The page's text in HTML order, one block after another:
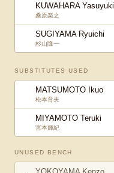
KUWAHARA Yasuyuki
桑原楽之
SUGIYAMA Ryuichi
杉山隆一
SUBSTITUTES USED
MATSUMOTO Ikuo
松本育夫
MIYAMOTO Teruki
宮本輝紀
UNUSED BENCH